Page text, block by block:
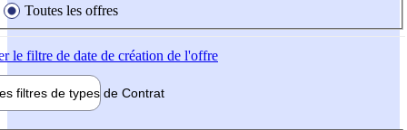
Toutes les offres
le filtre de date de création de l'offre
filtres de types de Contrat